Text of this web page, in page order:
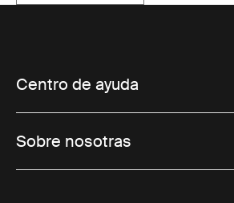
Centro de ayuda
Sobre nosotras